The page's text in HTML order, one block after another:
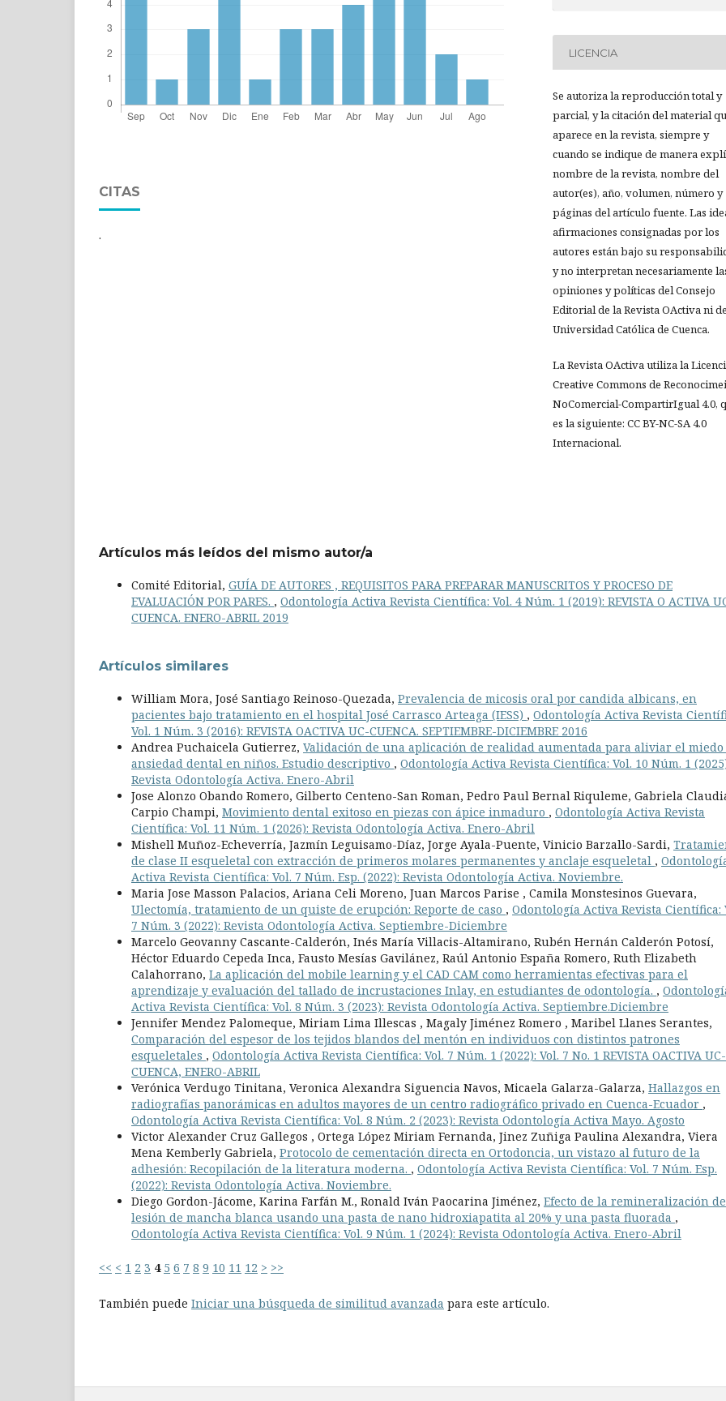
CITAS
.
LICENCIA
Se autoriza la reproducción total y
parcial, y la citación del material
aparece en la revista, siempre y
cuando se indique de manera
nombre de la revista, nombre del
autor(es), año, volumen, número y
páginas del artículo fuente. Las
afirmaciones consignadas por los
autores están bajo su
y no interpretan necesariamente
opiniones y políticas del Consejo
Editorial de la Revista OActiva ni
Universidad Católica de Cuenca.
La Revista OActiva utiliza la
Creative Commons de
NoComercial-CompartirIgual 4.0,
es la siguiente: CC BY-NC-SA 4.0
Internacional.
Artículos más leídos del mismo autor/a
Comité Editorial, GUÍA DE AUTORES , REQUISITOS PARA PREPARAR MANUSCRITOS Y PROCESO DE
EVALUACIÓN POR PARES. , Odontología Activa Revista Científica: Vol. 4 Núm. 1 (2019): REVISTA O ACTIVA
CUENCA. ENERO-ABRIL 2019
Artículos similares
William Mora, José Santiago Reinoso-Quezada, Prevalencia de micosis oral por candida albicans, en
pacientes bajo tratamiento en el hospital José Carrasco Arteaga (IESS) , Odontología Activa Revista
Vol. 1 Núm. 3 (2016): REVISTA OACTIVA UC-CUENCA. SEPTIEMBRE-DICIEMBRE 2016
Andrea Puchaicela Gutierrez, Validación de una aplicación de realidad aumentada para aliviar el
ansiedad dental en niños. Estudio descriptivo , Odontología Activa Revista Científica: Vol. 10 Núm. 1
Revista Odontología Activa. Enero-Abril
Jose Alonzo Obando Romero, Gilberto Centeno-San Roman, Pedro Paul Bernal Riquleme, Gabriela
Carpio Champi, Movimiento dental exitoso en piezas con ápice inmaduro , Odontología Activa Revista
Científica: Vol. 11 Núm. 1 (2026): Revista Odontología Activa. Enero-Abril
Mishell Muñoz-Echeverría, Jazmín Leguisamo-Díaz, Jorge Ayala-Puente, Vinicio Barzallo-Sardi,
de clase II esqueletal con extracción de primeros molares permanentes y anclaje esqueletal ,
Activa Revista Científica: Vol. 7 Núm. Esp. (2022): Revista Odontología Activa. Noviembre.
Maria Jose Masson Palacios, Ariana Celi Moreno, Juan Marcos Parise , Camila Monstesinos Guevara,
Ulectomía, tratamiento de un quiste de erupción: Reporte de caso , Odontología Activa Revista Científica:
7 Núm. 3 (2022): Revista Odontología Activa. Septiembre-Diciembre
Marcelo Geovanny Cascante-Calderón, Inés María Villacis-Altamirano, Rubén Hernán Calderón Potosí,
Héctor Eduardo Cepeda Inca, Fausto Mesías Gavilánez, Raúl Antonio España Romero, Ruth Elizabeth
Calahorrano, La aplicación del mobile learning y el CAD CAM como herramientas efectivas para el
aprendizaje y evaluación del tallado de incrustaciones Inlay, en estudiantes de odontología. ,
Activa Revista Científica: Vol. 8 Núm. 3 (2023): Revista Odontología Activa. Septiembre.Diciembre
Jennifer Mendez Palomeque, Miriam Lima Illescas , Magaly Jiménez Romero , Maribel Llanes Serantes,
Comparación del espesor de los tejidos blandos del mentón en individuos con distintos patrones
esqueletales , Odontología Activa Revista Científica: Vol. 7 Núm. 1 (2022): Vol. 7 No. 1 REVISTA OACTIVA UC-
CUENCA, ENERO-ABRIL
Verónica Verdugo Tinitana, Veronica Alexandra Siguencia Navos, Micaela Galarza-Galarza, Hallazgos en
radiografías panorámicas en adultos mayores de un centro radiográfico privado en Cuenca-Ecuador ,
Odontología Activa Revista Científica: Vol. 8 Núm. 2 (2023): Revista Odontología Activa Mayo. Agosto
Victor Alexander Cruz Gallegos , Ortega López Miriam Fernanda, Jinez Zuñiga Paulina Alexandra, Viera
Mena Kemberly Gabriela, Protocolo de cementación directa en Ortodoncia, un vistazo al futuro de la
adhesión: Recopilación de la literatura moderna. , Odontología Activa Revista Científica: Vol. 7 Núm. Esp.
(2022): Revista Odontología Activa. Noviembre.
Diego Gordon-Jácome, Karina Farfán M., Ronald Iván Paocarina Jiménez, Efecto de la remineralización de
lesión de mancha blanca usando una pasta de nano hidroxiapatita al 20% y una pasta fluorada ,
Odontología Activa Revista Científica: Vol. 9 Núm. 1 (2024): Revista Odontología Activa. Enero-Abril
<< < 1 2 3 4 5 6 7 8 9 10 11 12 > >>
También puede Iniciar una búsqueda de similitud avanzada para este artículo.